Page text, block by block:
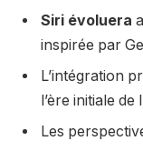
Siri évoluera
inspirée par
L’intégration
l’ère initiale de
Les